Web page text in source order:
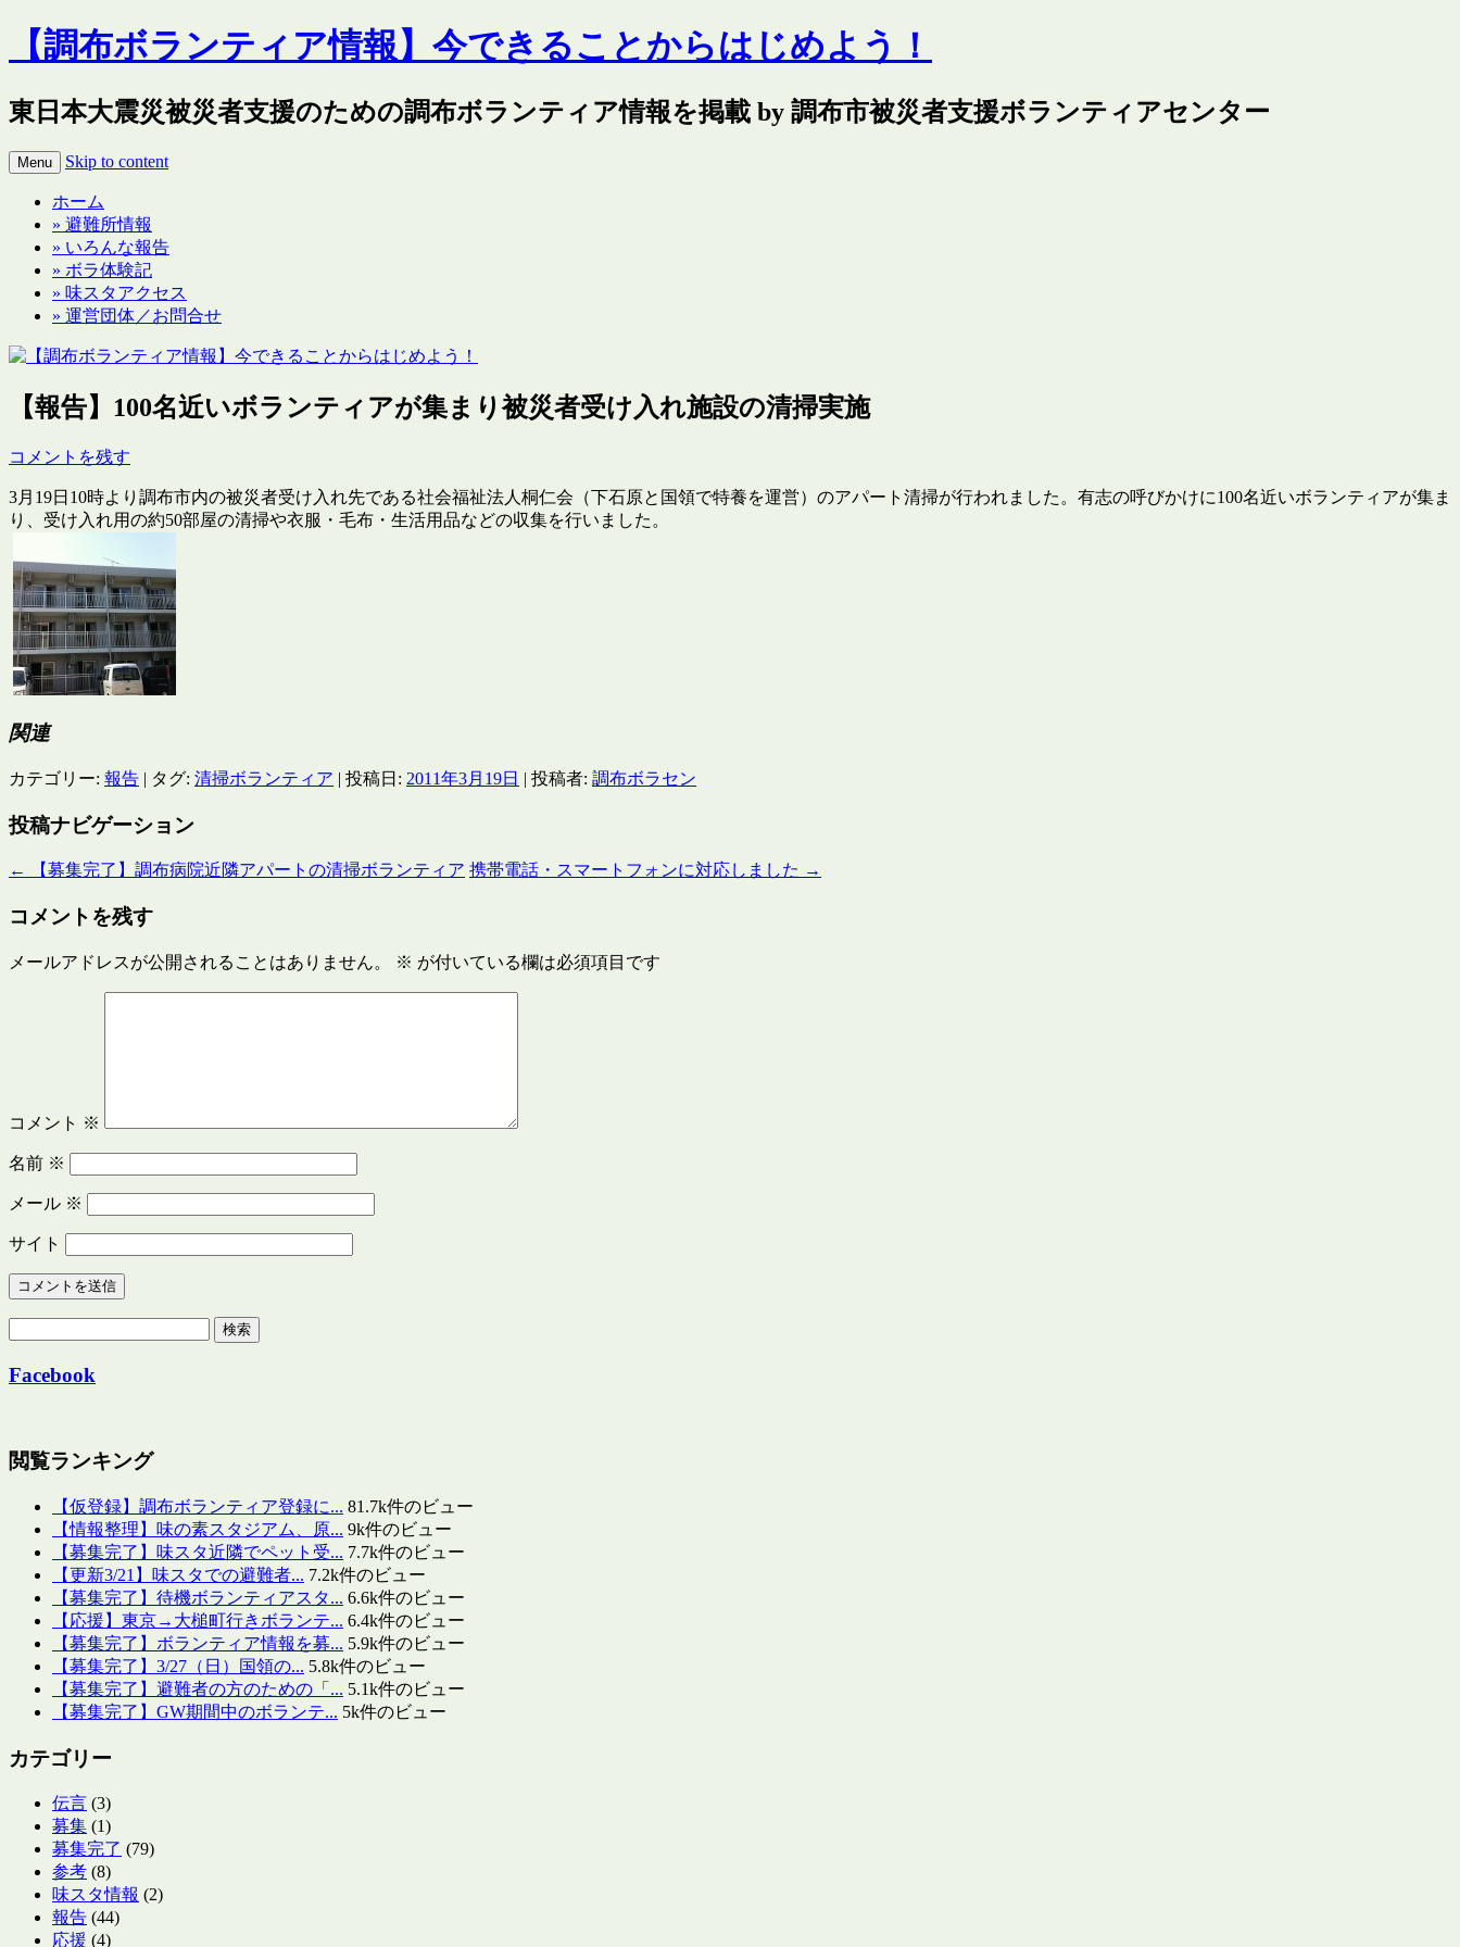
【調布ボランティア情報】今できることからはじめよう！
東日本大震災被災者支援のための調布ボランティア情報を掲載 by 調布市被災者支援ボランティアセンター
Menu Skip to content
ホーム
» 避難所情報
» いろんな報告
» ボラ体験記
» 味スタアクセス
» 運営団体／お問合せ
【報告】100名近いボランティアが集まり被災者受け入れ施設の清掃実施
コメントを残す
3月19日10時より調布市内の被災者受け入れ先である社会福祉法人桐仁会（下石原と国領で特養を運営）のアパート清掃が行われました。有志の呼びかけに100名近いボランティアが集ま
り、受け入れ用の約50部屋の清掃や衣服・毛布・生活用品などの収集を行いました。
関連
カテゴリー: 報告 | タグ: 清掃ボランティア | 投稿日: 2011年3月19日 | 投稿者: 調布ボラセン
投稿ナビゲーション
← 【募集完了】調布病院近隣アパートの清掃ボランティア 携帯電話・スマートフォンに対応しました →
コメントを残す
メールアドレスが公開されることはありません。 ※ が付いている欄は必須項目です
コメント ※
名前 ※
メール ※
サイト
Facebook
閲覧ランキング
【仮登録】調布ボランティア登録に... 81.7k件のビュー
【情報整理】味の素スタジアム、原... 9k件のビュー
【募集完了】味スタ近隣でペット受... 7.7k件のビュー
【更新3/21】味スタでの避難者... 7.2k件のビュー
【募集完了】待機ボランティアスタ... 6.6k件のビュー
【応援】東京→大槌町行きボランテ... 6.4k件のビュー
【募集完了】ボランティア情報を募... 5.9k件のビュー
【募集完了】3/27（日）国領の... 5.8k件のビュー
【募集完了】避難者の方のための「... 5.1k件のビュー
【募集完了】GW期間中のボランテ... 5k件のビュー
カテゴリー
伝言 (3)
募集 (1)
募集完了 (79)
参考 (8)
味スタ情報 (2)
報告 (44)
応援 (4)